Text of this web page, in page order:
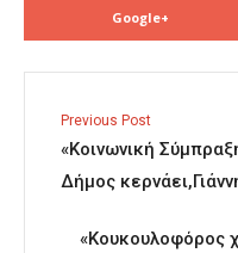
Google+
Previous Post
«Κοινωνική
Δήμος
«Κουκουλοφόρος